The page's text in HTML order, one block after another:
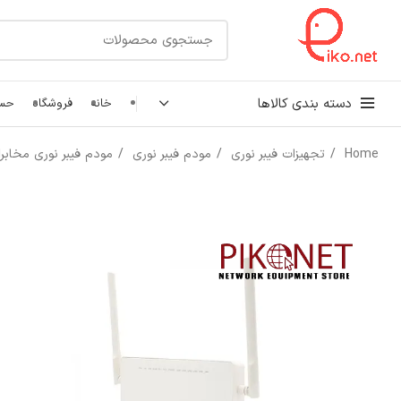
دسته بندی کالاها
کابل شبکه
خانه فروشگاه
Home تجهیزات فیبر نوری مودم فیبر نوری مودم فیبر نوری